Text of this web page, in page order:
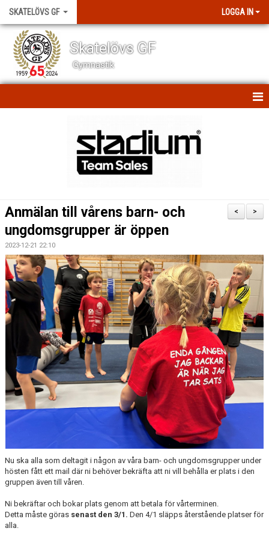
SKATELÖVS GF LOGGA IN
Skatelövs GF
Gymnastik
KONTAKT
BILDGALLERI
STYRELSE
AVGIFTER
ANMÄLAN
DOKUMENT
>
<
Anmälan till vårens barn- och
ungdomsgrupper är öppen
2023-12-21 22:10
Nu ska alla som deltagit i någon av våra barn- och ungdomsgrupper under
hösten fått ett mail där ni behöver bekräfta att ni vill behålla er plats i den
gruppen även till våren.
Ni bekräftar och bokar plats genom att betala för vårterminen.
Detta måste göras senast den 3/1. Den 4/1 släpps återstående platser för
alla.